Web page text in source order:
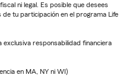
ni legal. Es posible que desees
tu participación en el programa Life
responsabilidad financiera
en MA, NY ni WI)